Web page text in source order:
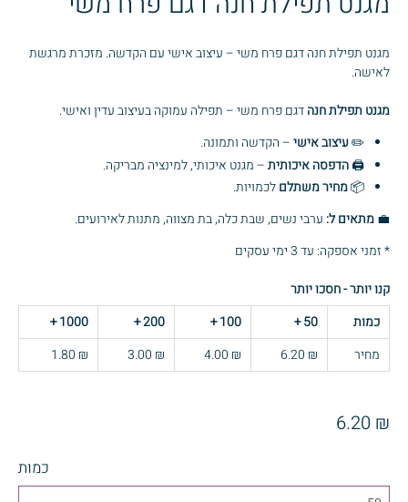
מגנט תפילת חנה דגם פרח משי – עיצוב אישי עם הקדשה. מזכרת מרגשת
לאישה.
מגנט תפילת חנהדגם פרח משי – תפילה עמוקה בעיצוב עדין ואישי.
✏️עיצוב אישי– הקדשה ותמונה.
🖨️הדפסה איכותית– מגנט איכותי, למינציה מבריקה.
📦מחיר משתלםלכמויות.
💼מתאים ל: ערבי נשים, שבת כלה, בת מצווה, מתנות לאירועים.
* זמני אספקה: עד 3 ימי עסקים
קנו יותר - חסכו יותר
כמות
50
+
100
+
200
+
1000
+
מחיר
₪ 6.20
₪ 4.00
₪ 3.00
₪ 1.80
₪ 6.20
כמות